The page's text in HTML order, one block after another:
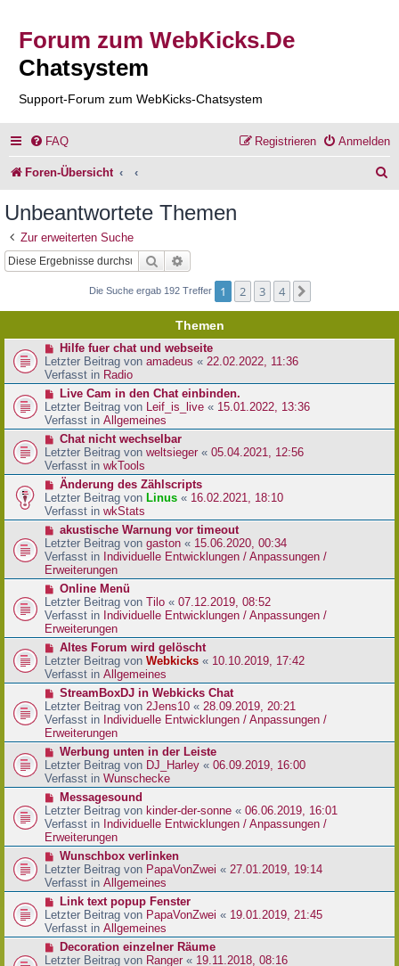
Forum zum WebKicks.De
Chatsystem
Support-Forum zum WebKicks-Chatsystem
FAQ Anmelden
Registrieren
Foren-Übersicht
Unbeantwortete Themen
Zur erweiterten Suche
Suche
Die Suche ergab 192 Treffer 1 2 3 4
Themen
N
e
u
e
r
B
e
t
r
a
g
Hilfe fuer chat und webseite
Letzter Beitrag von amadeus « 22.02.2022, 11:36
Verfasst in Radio
N
e
u
e
r
B
e
t
r
a
g
Live Cam in den Chat einbinden.
Letzter Beitrag von Leif_is_live « 15.01.2022, 13:36
Verfasst in Allgemeines
N
e
u
e
r
B
e
t
r
a
g
Chat nicht wechselbar
Letzter Beitrag von weltsieger « 05.04.2021, 12:56
Verfasst in wkTools
N
e
u
e
r
B
e
i
r
a
g
Änderung des Zählscripts
Letzter Beitrag von Linus « 16.02.2021, 18:10
Verfasst in wkStats
N
e
u
e
r
B
e
i
t
a
g
akustische Warnung vor timeout
Letzter Beitrag von gaston « 15.06.2020, 00:34
Verfasst in Individuelle Entwicklungen / Anpassungen /
Erweiterungen
N
e
u
e
r
B
e
i
r
a
g
Online Menü
Letzter Beitrag von Tilo « 07.12.2019, 08:52
Verfasst in Individuelle Entwicklungen / Anpassungen /
Erweiterungen
N
e
u
e
r
B
e
i
r
a
g
Altes Forum wird gelöscht
Letzter Beitrag von Webkicks « 10.10.2019, 17:42
Verfasst in Allgemeines
N
e
u
e
r
B
e
i
r
a
g
StreamBoxDJ in Webkicks Chat
Letzter Beitrag von 2Jens10 « 28.09.2019, 20:21
Verfasst in Individuelle Entwicklungen / Anpassungen /
Erweiterungen
N
e
u
e
r
B
e
i
r
a
g
Werbung unten in der Leiste
Letzter Beitrag von DJ_Harley « 06.09.2019, 16:00
Verfasst in Wunschecke
N
e
u
e
r
B
e
i
r
a
g
Messagesound
Letzter Beitrag von kinder-der-sonne « 06.06.2019, 16:01
Verfasst in Individuelle Entwicklungen / Anpassungen /
Erweiterungen
N
e
u
e
r
B
e
t
Wunschbox verlinken
Letzter Beitrag von PapaVonZwei « 27.01.2019, 19:14
Verfasst in Allgemeines
N
e
u
e
r
Link text popup Fenster
Letzter Beitrag von PapaVonZwei « 19.01.2019, 21:45
Verfasst in Allgemeines
N
e
Decoration einzelner Räume
Letzter Beitrag von Ranger « 19.11.2018, 08:16